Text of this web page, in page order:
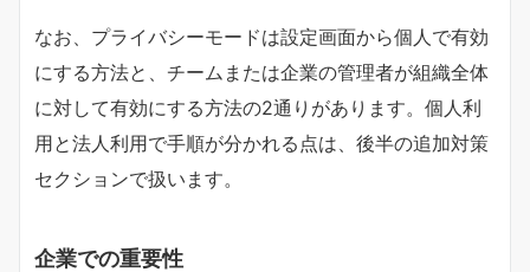
なお、プライバシーモードは設定画面から個人で有効
にする方法と、チームまたは企業の管理者が組織全体
に対して有効にする方法の2通りがあります。個人利
用と法人利用で手順が分かれる点は、後半の追加対策
セクションで扱います。
企業での重要性